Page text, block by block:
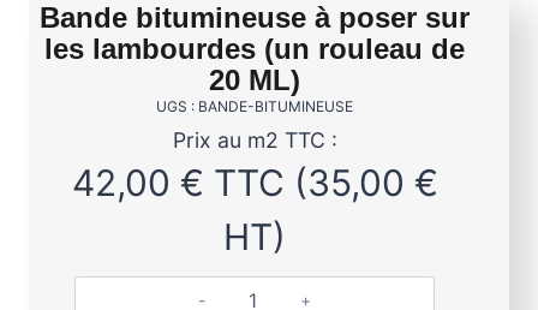
Bande bitumineuse à poser sur
les lambourdes (un rouleau de
20 ML)
UGS : BANDE-BITUMINEUSE
Prix au m2 TTC :
42,00 € TTC (35,00 €
HT)